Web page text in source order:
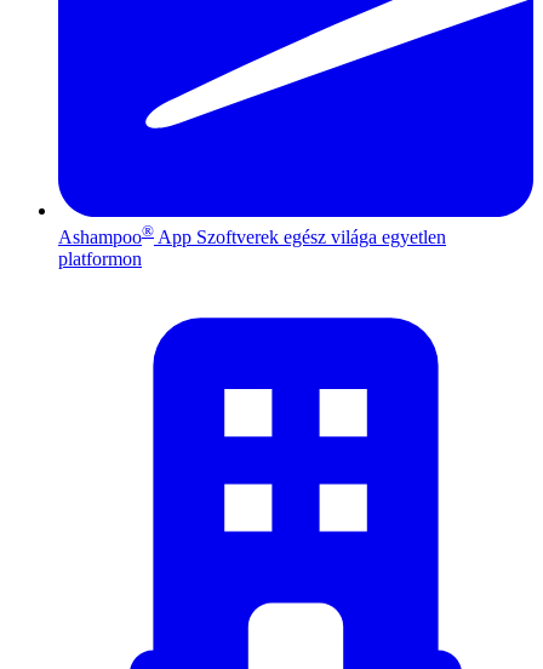
Ashampoo® App Szoftverek egész világa egyetlen
platformon